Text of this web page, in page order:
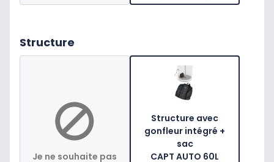
Structure
Je ne souhaite pas
Structure avec
gonfleur intégré +
sac
CAPT AUTO 60L